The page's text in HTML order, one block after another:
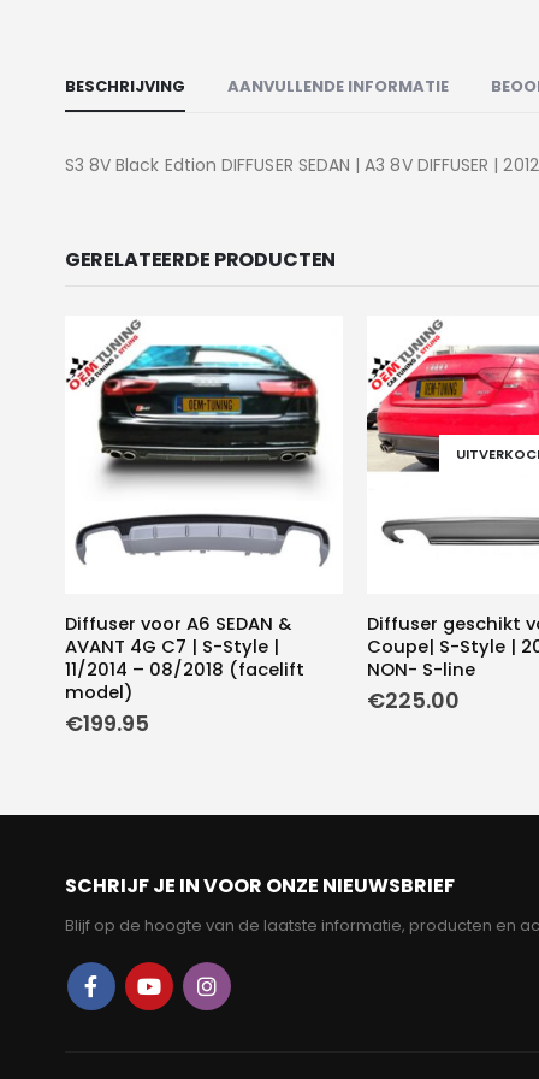
BESCHRIJVING AANVULLENDE INFORMATIE
S3 8V Black Edtion DIFFUSER SEDAN | A3 8V DIFFUSER |
GERELATEERDE PRODUCTEN
Diffuser voor A6 SEDAN &
AVANT 4G C7 | S-Style |
11/2014 – 08/2018 (facelift
model)
€199.95
Diffuser geschikt
Coupe| S-Style |
NON- S-line
€225.00
SCHRIJF JE IN VOOR ONZE NIEUWSBRIEF
Blijf op de hoogte van de laatste informatie, producten en